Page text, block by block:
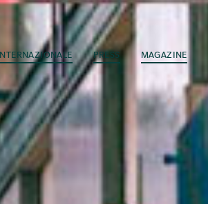
INTERNAZIONALE PRESS MAGAZINE